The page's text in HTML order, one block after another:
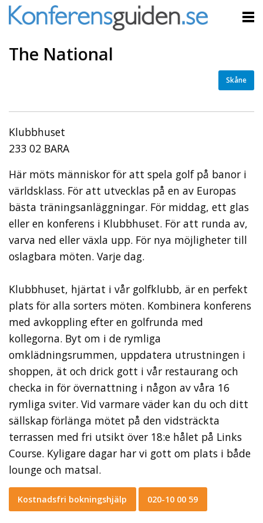
The National
Skåne
Klubbhuset
233 02 BARA
Här möts människor för att spela golf på banor i
världsklass. För att utvecklas på en av Europas
bästa träningsanläggningar. För middag, ett glas
eller en konferens i Klubbhuset. För att runda av,
varva ned eller växla upp. För nya möjligheter till
oslagbara möten. Varje dag.
Klubbhuset, hjärtat i vår golfklubb, är en perfekt
plats för alla sorters möten. Kombinera konferens
med avkoppling efter en golfrunda med
kollegorna. Byt om i de rymliga
omklädningsrummen, uppdatera utrustningen i
shoppen, ät och drick gott i vår restaurang och
checka in för övernattning i någon av våra 16
rymliga sviter. Vid varmare väder kan du och ditt
sällskap förlänga mötet på den vidsträckta
terrassen med fri utsikt över 18:e hålet på Links
Course. Kyligare dagar har vi gott om plats i både
lounge och matsal.
Kostnadsfri bokningshjälp 020-10 00 59